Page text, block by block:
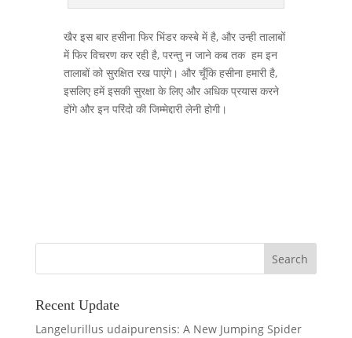
खैर इस बार हसीना फिर भिंडर कस्बे में है, और उन्ही तालाबों
में फिर विचरण कर रही है, परन्तु न जाने कब तक हम इन
तालाबों को सुरक्षित रख पाएंगे। और चूँकि हसीना हमारी है,
इसलिए हमें इसकी सुरक्षा के लिए और अधिक प्रयास करने
होंगे और इन परिंदो की जिम्मेद्दारी लेनी होगी।
Recent Update
Langelurillus udaipurensis: A New Jumping Spider